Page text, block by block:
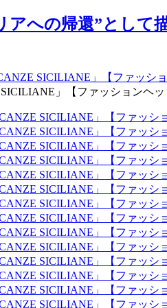
への帰還”として
」【ファッションヘ